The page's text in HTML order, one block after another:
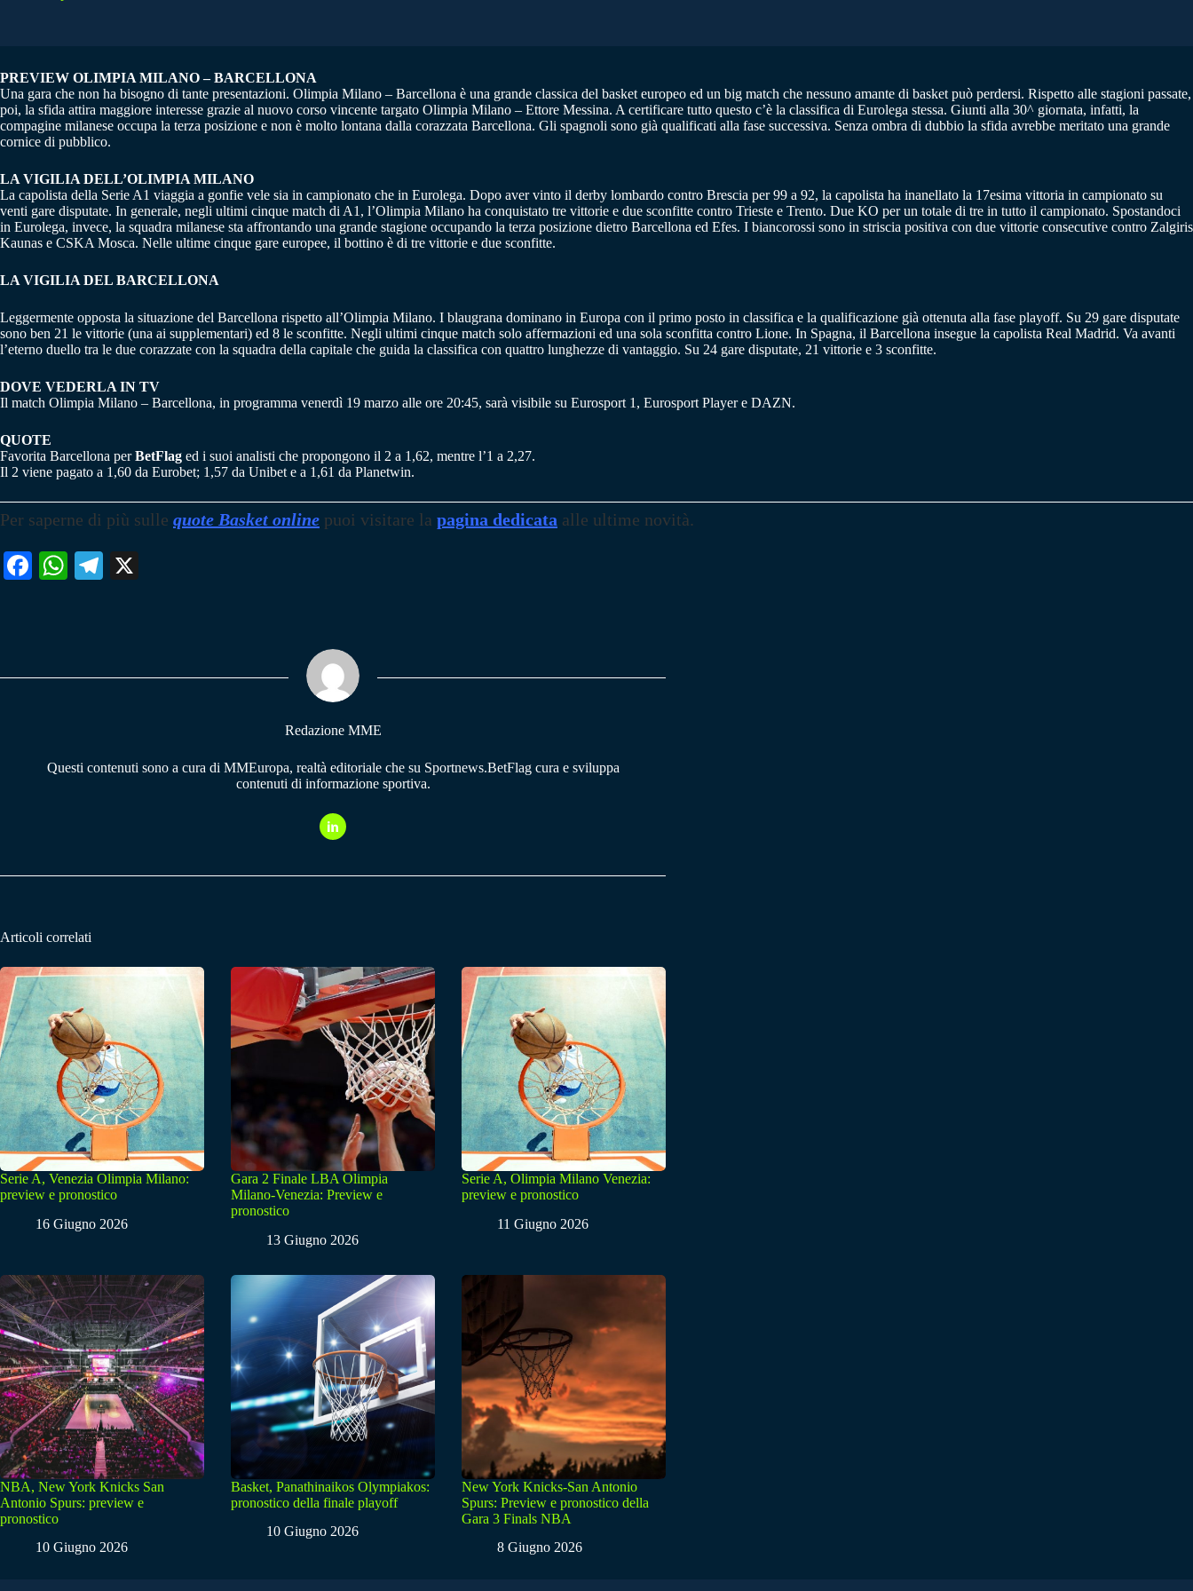
PREVIEW OLIMPIA MILANO – BARCELLONA
Una gara che non ha bisogno di tante presentazioni. Olimpia Milano – Barcellona è una grande classica del basket europeo ed un big match che nessuno amante di basket può perdersi. Rispetto alle stagioni passate,
poi, la sfida attira maggiore interesse grazie al nuovo corso vincente targato Olimpia Milano – Ettore Messina. A certificare tutto questo c’è la classifica di Eurolega stessa. Giunti alla 30^ giornata, infatti, la
compagine milanese occupa la terza posizione e non è molto lontana dalla corazzata Barcellona. Gli spagnoli sono già qualificati alla fase successiva. Senza ombra di dubbio la sfida avrebbe meritato una grande
cornice di pubblico.
LA VIGILIA DELL’OLIMPIA MILANO
La capolista della Serie A1 viaggia a gonfie vele sia in campionato che in Eurolega. Dopo aver vinto il derby lombardo contro Brescia per 99 a 92, la capolista ha inanellato la 17esima vittoria in campionato su
venti gare disputate. In generale, negli ultimi cinque match di A1, l’Olimpia Milano ha conquistato tre vittorie e due sconfitte contro Trieste e Trento. Due KO per un totale di tre in tutto il campionato. Spostandoci
in Eurolega, invece, la squadra milanese sta affrontando una grande stagione occupando la terza posizione dietro Barcellona ed Efes. I biancorossi sono in striscia positiva con due vittorie consecutive contro Zalgiris
Kaunas e CSKA Mosca. Nelle ultime cinque gare europee, il bottino è di tre vittorie e due sconfitte.
LA VIGILIA DEL BARCELLONA
Leggermente opposta la situazione del Barcellona rispetto all’Olimpia Milano. I blaugrana dominano in Europa con il primo posto in classifica e la qualificazione già ottenuta alla fase playoff. Su 29 gare disputate
sono ben 21 le vittorie (una ai supplementari) ed 8 le sconfitte. Negli ultimi cinque match solo affermazioni ed una sola sconfitta contro Lione. In Spagna, il Barcellona insegue la capolista Real Madrid. Va avanti
l’eterno duello tra le due corazzate con la squadra della capitale che guida la classifica con quattro lunghezze di vantaggio. Su 24 gare disputate, 21 vittorie e 3 sconfitte.
DOVE VEDERLA IN TV
Il match Olimpia Milano – Barcellona, in programma venerdì 19 marzo alle ore 20:45, sarà visibile su Eurosport 1, Eurosport Player e DAZN.
QUOTE
Favorita Barcellona perBetFlag ed i suoi analisti che propongono il 2 a 1,62, mentre l’1 a 2,27.
Il 2 viene pagato a 1,60 da Eurobet; 1,57 da Unibet e a 1,61 da Planetwin.
Per saperne di più sulle quote Basket online puoi visitare la pagina dedicata alle ultime novità.
Fa W
pp
Te
m
Redazione MME
Questi contenuti sono a cura di MMEuropa, realtà editoriale che su Sportnews.BetFlag cura e sviluppa
contenuti di informazione sportiva.
Articoli correlati
Serie A, Venezia Olimpia Milano:
preview e pronostico
16 Giugno 2026
Gara 2 Finale LBA Olimpia
Milano-Venezia: Preview e
pronostico
13 Giugno 2026
Serie A, Olimpia Milano Venezia:
preview e pronostico
11 Giugno 2026
NBA, New York Knicks San
Antonio Spurs: preview e
pronostico
10 Giugno 2026
Basket, Panathinaikos Olympiakos:
pronostico della finale playoff
10 Giugno 2026
New York Knicks-San Antonio
Spurs: Preview e pronostico della
Gara 3 Finals NBA
8 Giugno 2026